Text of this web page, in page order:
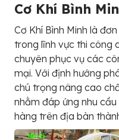
Cơ Khí Bình
Cơ Khí Bình Minh là
trong lĩnh vực thi công
chuyên phục vụ các
mại. Với định hướng
chú trọng nâng cao
nhằm đáp ứng nhu
hàng trên địa bàn